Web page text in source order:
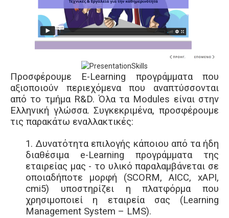
Προσφέρουμε E-Learning προγράμματα που
αξιοποιούν περιεχόμενα που αναπτύσσονται
από το τμήμα R&D. Όλα τα Modules είναι στην
Ελληνική γλώσσα. Συγκεκριμένα, προσφέρουμε
τις παρακάτω εναλλακτικές:
1. Δυνατότητα επιλογής κάποιου από τα ήδη
διαθέσιμα e-Learning προγράμματα της
εταιρείας μας - το υλικό παραλαμβάνεται σε
οποιαδήποτε μορφή (SCORM, AICC, xAPI,
cmi5) υποστηρίζει η πλατφόρμα που
χρησιμοποιεί η εταιρεία σας (Learning
Management System – LMS).